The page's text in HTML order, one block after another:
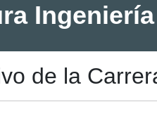
de la